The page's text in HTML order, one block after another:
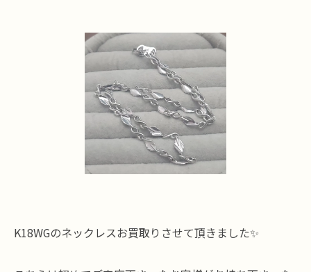
K18WGのネックレスお買取りさせて頂きました✨